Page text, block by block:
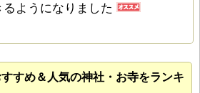
ようになりました
すめ＆人気の神社・お寺をランキ